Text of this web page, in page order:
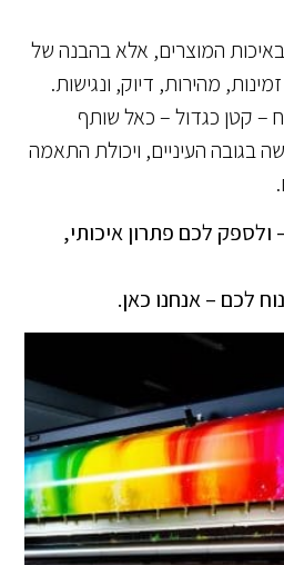
המוצרים, אלא בהבנה של
מהירות, דיוק, ונגישות.
– קטן כגדול – כאל שותף
בגובה העיניים, ויכולת התאמה
לכם פתרון איכותי,
לכם – אנחנו כאן.